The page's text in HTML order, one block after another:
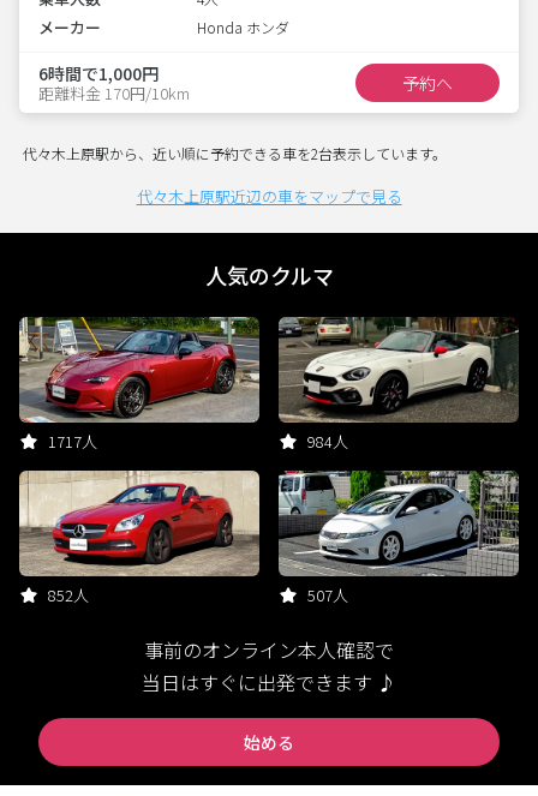
メーカー Honda ホンダ
6時間で1,000円
距離料金 170円/10km 予約へ
代々木上原駅から、近い順に予約できる車を2台表示しています。
代々木上原駅近辺の車をマップで見る
人気のクルマ
1717人 984人
852人 507人
事前のオンライン本人確認で
当日はすぐに出発できます ♪
始める